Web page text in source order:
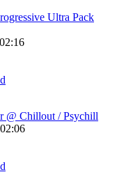
Ultra Pack
@ Chillout / Psychill